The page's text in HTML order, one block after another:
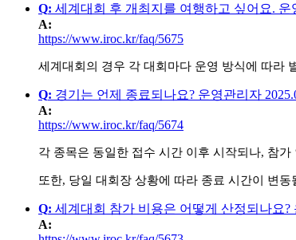
Q: 세계대회 후 개최지를 여행하고 싶어요. 운
A:
https://www.iroc.kr/faq/5675
세계대회의 경우 각 대회마다 운영 방식에 따라
Q: 경기는 언제 종료되나요? 운영관리자
A:
https://www.iroc.kr/faq/5674
각 종목은 동일한 접수 시간 이후 시작되나, 참
또한, 당일 대회장 상황에 따라 종료 시간이 변
Q: 세계대회 참가 비용은 어떻게 산정되나요?
A: